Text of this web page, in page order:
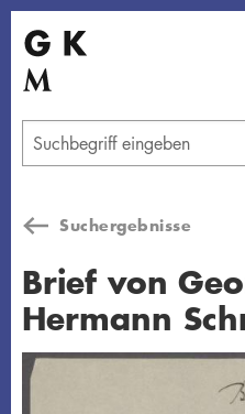
Direkt
zum
Inhalt
Geben
Sie
Suchbegriff
Suchergebnisse
Brief von
Hermann